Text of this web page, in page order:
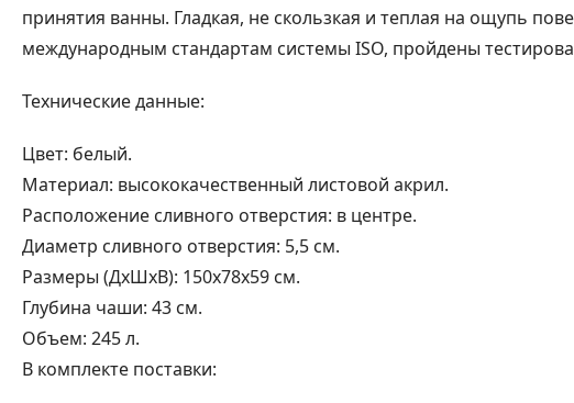
принятия ванны. Гладкая, не скользкая и теплая на ощупь
международным стандартам системы ISO, пройдены
Технические данные:
Цвет: белый.
Материал: высококачественный листовой акрил.
Расположение сливного отверстия: в центре.
Диаметр сливного отверстия: 5,5 см.
Размеры (ДхШхВ): 150x78x59 см.
Глубина чаши: 43 см.
Объем: 245 л.
В комплекте поставки: